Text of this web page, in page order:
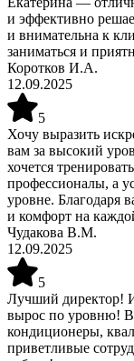
и эффективно
и внимательна к
заниматься и
Коротков И.А.
12.09.2025
5
Хочу выразить
вам за высокий
хочется
профессионалы, а
уровне. Благодаря
и комфорт на
Чудакова В.М.
12.09.2025
5
Лучший директор!
вырос по уровню!
кондиционеры,
приветливые